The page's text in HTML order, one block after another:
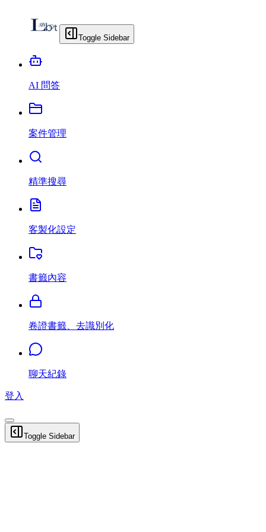
Toggle Sidebar
AI 問答
案件管理
精準搜尋
客製化設定
書籤內容
卷證書籤、去識別化
聊天紀錄
登入
Toggle Sidebar